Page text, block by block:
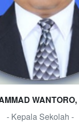
WANTORO,
- Kepala Sekolah -